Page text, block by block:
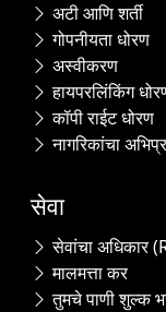
अटी आणि शर्ती
गोपनीयता धोरण
अस्वीकरण
हायपरलिंकिंग
कॉपी राईट धोरण
नागरिकांचा
सेवा
सेवांचा अधिकार
मालमत्ता कर
तुमचे पाणी शुल्क